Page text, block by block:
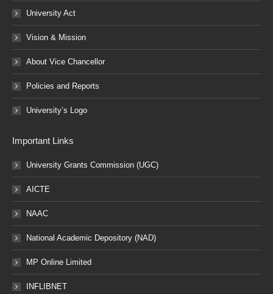
University Act
Vision & Mission
About Vice Chancellor
Policies and Reports
University’s Logo
Important Links
University Grants Commission (UGC)
AICTE
NAAC
National Academic Depository (NAD)
MP Online Limited
INFLIBNET